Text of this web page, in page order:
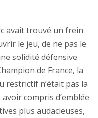
avait trouvé un frein
le jeu, de ne pas le
solidité défensive
de France, la
restrictif n’était pas la
compris d’emblée
plus audacieuses,